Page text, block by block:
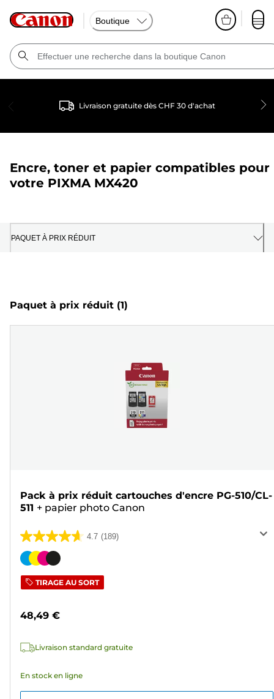
Boutique
Livraison gratuite dès CHF 30 d'achat
Encre, toner et papier compatibles pour
votre PIXMA MX420
PAQUET À PRIX RÉDUIT
Paquet à prix réduit (1)
Pack à prix réduit cartouches d'encre PG-510/CL-
511 + papier photo Canon
4.7 (189)
4.7
sur
étoiles.
avis
Cartouche
TIRAGE AU SORT
48,49 €
Livraison standard gratuite
En stock en ligne